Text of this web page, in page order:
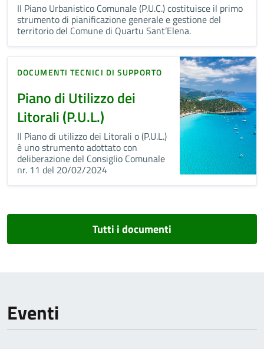
Il Piano Urbanistico Comunale (P.U.C.) costituisce il primo
strumento di pianificazione generale e gestione del
territorio del Comune di Quartu Sant’Elena.
DOCUMENTI TECNICI DI SUPPORTO
Piano di Utilizzo dei
Litorali (P.U.L.)
Il Piano di utilizzo dei Litorali o (P.U.L.)
è uno strumento adottato con
deliberazione del Consiglio Comunale
nr. 11 del 20/02/2024
Tutti i documenti
Eventi